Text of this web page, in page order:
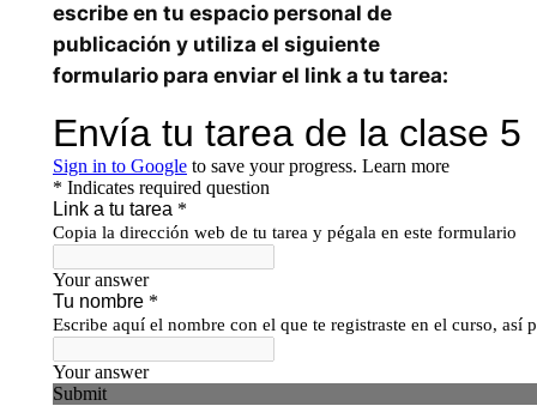
escribe en tu espacio personal de
publicación y utiliza el siguiente
formulario para enviar el link a tu tarea: